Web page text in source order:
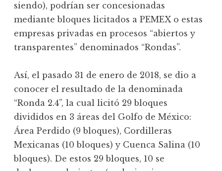
siendo), podrían ser concesionadas
mediante bloques licitados a PEMEX o estas
empresas privadas en procesos “abiertos y
transparentes” denominados “Rondas”.
Así, el pasado 31 de enero de 2018, se dio a
conocer el resultado de la denominada
“Ronda 2.4”, la cual licitó 29 bloques
divididos en 3 áreas del Golfo de México:
Área Perdido (9 bloques), Cordilleras
Mexicanas (10 bloques) y Cuenca Salina (10
bloques). De estos 29 bloques, 10 se